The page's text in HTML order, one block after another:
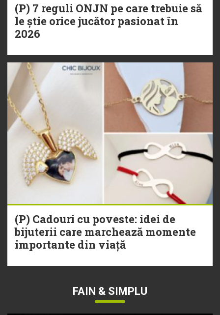
(P) 7 reguli ONJN pe care trebuie să
le știe orice jucător pasionat în
2026
(P) Cadouri cu poveste: idei de
bijuterii care marchează momente
importante din viață
FAIN & SIMPLU